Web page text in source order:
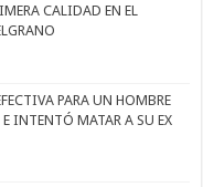
CALIDAD EN EL
PARA UN HOMBRE
INTENTÓ MATAR A SU EX